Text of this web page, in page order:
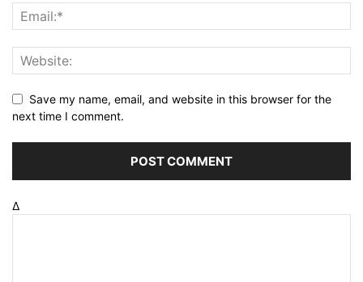
Save my name, email, and website in this browser for the
next time I comment.
Δ